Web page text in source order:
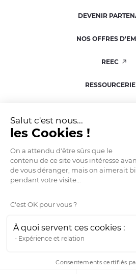
DEVENIR
NOS OFFRES
REEC
RESSOURCERIE
KIT DE
ESPACE
Salut c'est nous...
les Cookies !
On a attendu d'être sûrs que le
contenu de ce site vous intéresse
de vous déranger, mais on aimerait
pendant votre visite...
C'est OK pour vous ?
À quoi servent ces cookies :
Expérience et relation
Consentements certifiés